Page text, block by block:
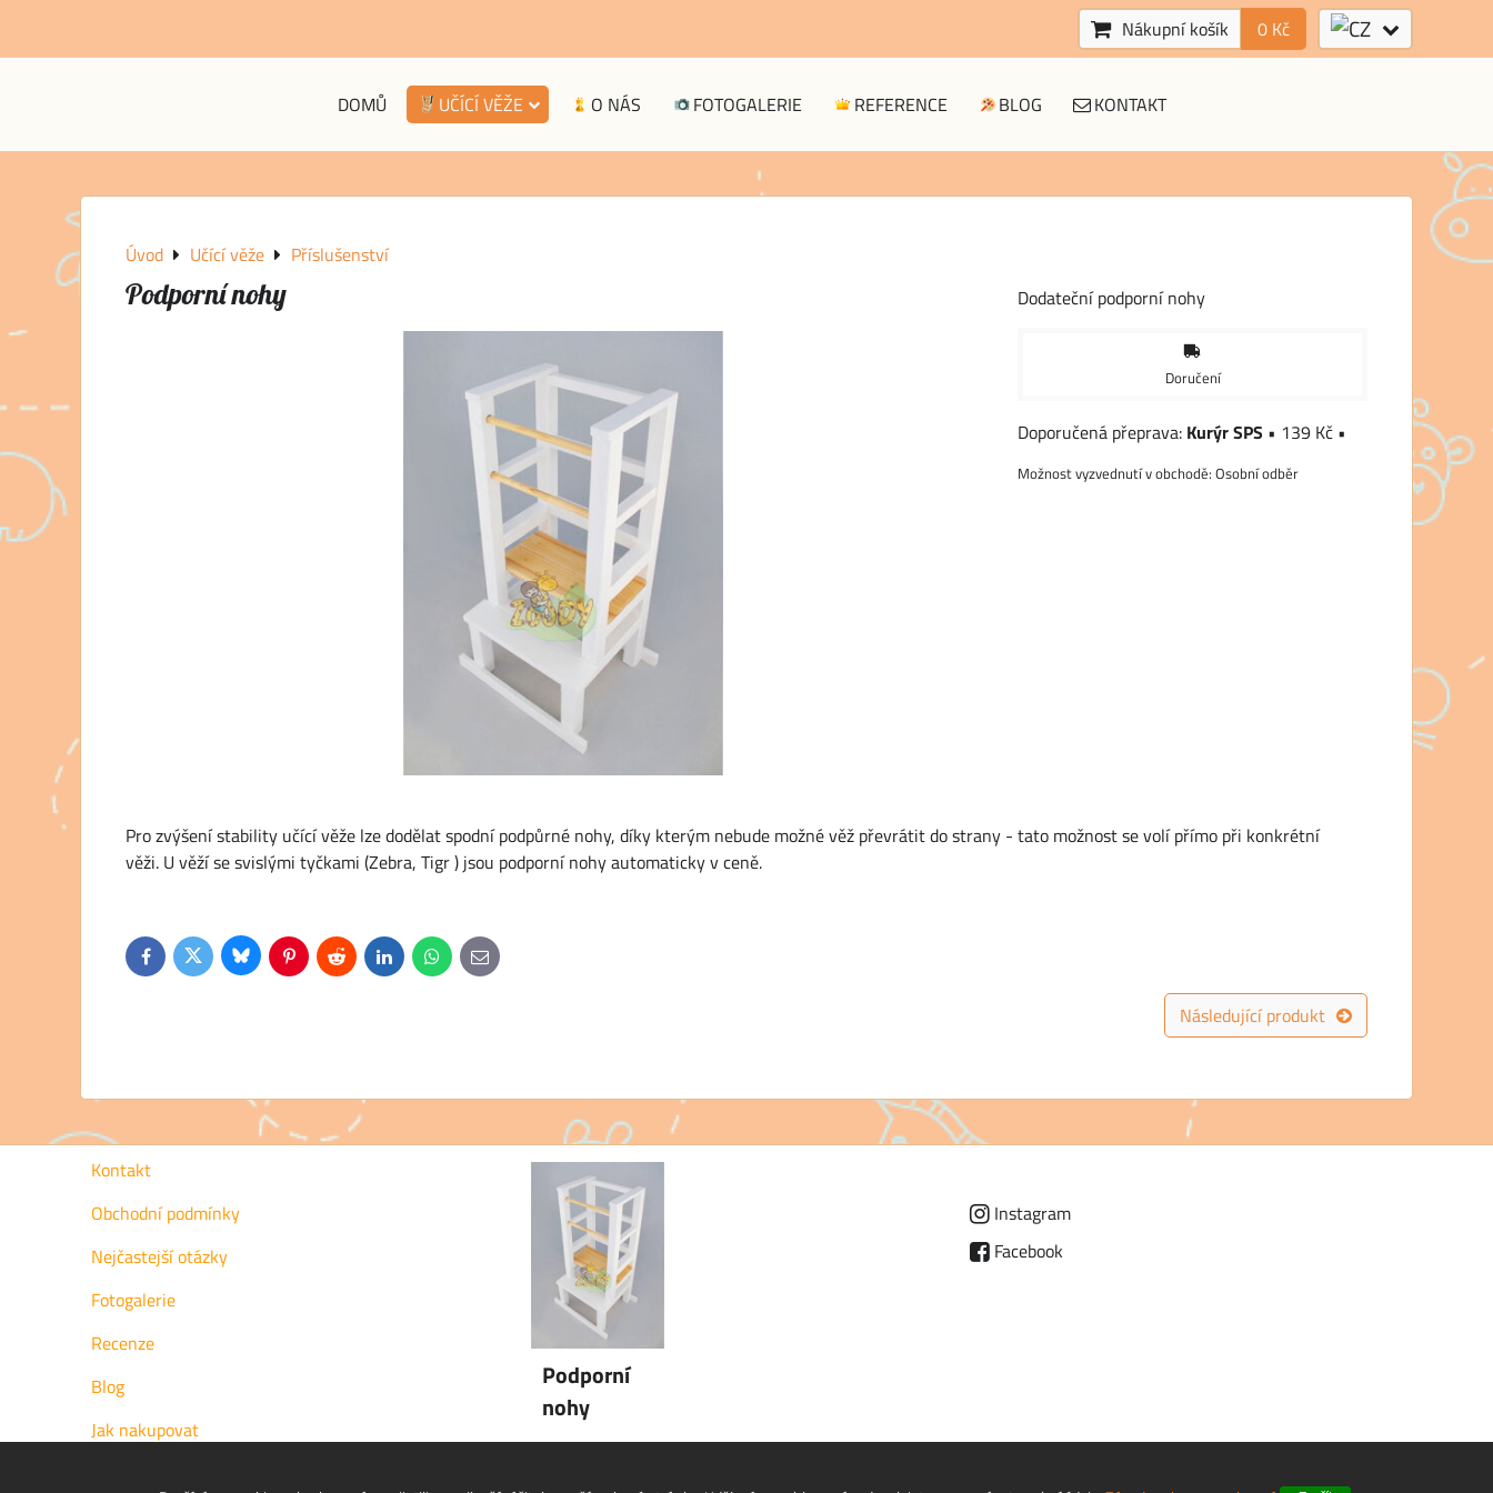
Nákupní košík 0 Kč
DOMŮ UČÍCÍ VĚŽE O NÁS FOTOGALERIE REFERENCE BLOG KONTAKT
Úvod Učící věže Příslušenství
Podporní nohy Dodateční podporní nohy
Doručení
Kurýr SPS • 139 Kč •
Osobní odběr
Pro zvýšení stability učící věže lze dodělat spodní podpůrné nohy, díky kterým nebude možné věž převrátit do strany - tato možnost se volí přímo při konkrétní
věži. U věží se svislými tyčkami (Zebra, Tigr ) jsou podporní nohy automaticky v ceně.
FacebookTwitterBlueskyPinterestReddit LinkedInWhatsApp
E-
mail
Následující produkt
Kontakt
Obchodní podmínky
Nejčastejší otázky
Fotogalerie
Recenze
Blog
Jak nakupovat
Podporní
nohy
Instagram
Facebook